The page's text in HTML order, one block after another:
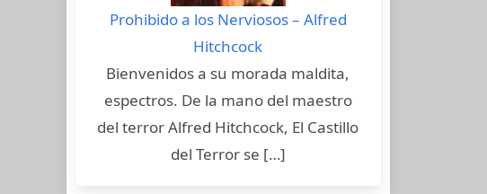
Prohibido a los Nerviosos – Alfred
Hitchcock
Bienvenidos a su morada maldita,
espectros. De la mano del maestro
del terror Alfred Hitchcock, El Castillo
del Terror se […]